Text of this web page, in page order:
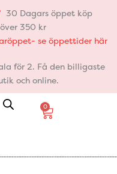
30 Dagars öppet köp
350 kr
se öppettider här
för 2. Få den billigaste
och online.
0
Varukorg